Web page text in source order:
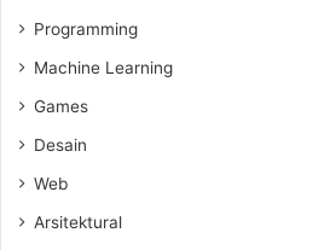
Programming
Machine Learning
Games
Desain
Web
Arsitektural